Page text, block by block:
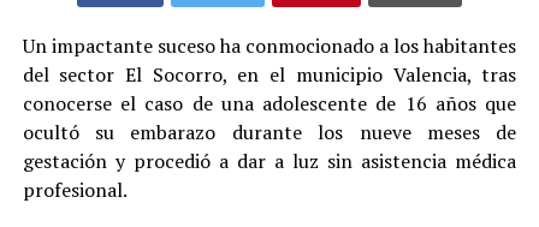
Un impactante suceso ha conmocionado a los habitantes
del sector El Socorro, en el municipio Valencia, tras
conocerse el caso de una adolescente de 16 años que
ocultó su embarazo durante los nueve meses de
gestación y procedió a dar a luz sin asistencia médica
profesional.